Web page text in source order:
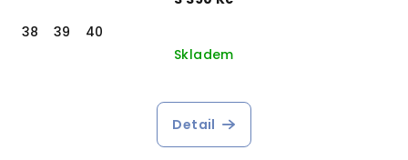
38
39
40
Skladem
Detail